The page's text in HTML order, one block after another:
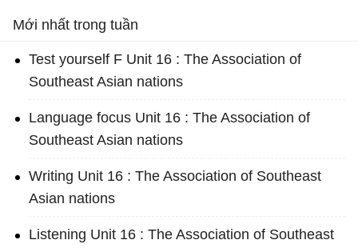
Mới nhất trong tuần
Test yourself F Unit 16 : The Association of
Southeast Asian nations
Language focus Unit 16 : The Association of
Southeast Asian nations
Writing Unit 16 : The Association of Southeast
Asian nations
Listening Unit 16 : The Association of Southeast